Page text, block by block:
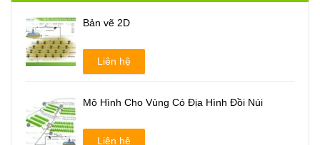
Bản vẽ 2D
Liên hệ
Mô Hình Cho Vùng Có Địa Hình Đồi Núi
Liên hệ